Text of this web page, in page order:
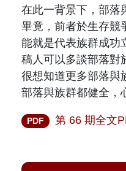
徵稿說明
期刊查詢
在此一背景下，部落
畢竟，前者於生存競
能就是代表族群成功
稿人可以多談部落對
很想知道更多部落與
部落與族群都健全，
PDF 第 66 期全文